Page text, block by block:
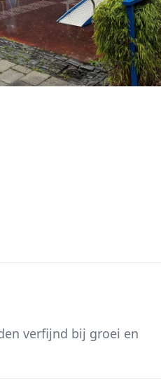
verfijnd bij groei en